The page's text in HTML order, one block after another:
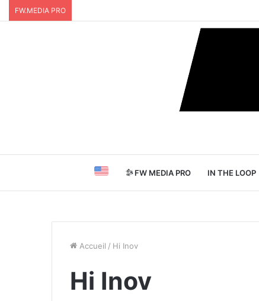
FW.MEDIA PRO
FW MEDIA PRO IN THE LOOP
Accueil / Hi Inov
Hi Inov